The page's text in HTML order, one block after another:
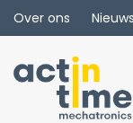
Overslaan naar
Over ons Nieuws